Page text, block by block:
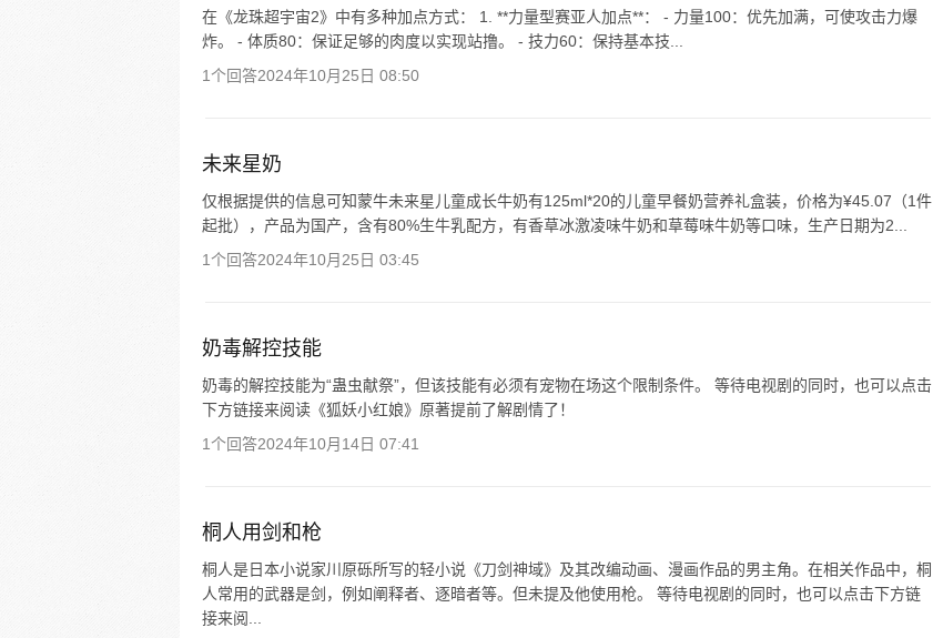
在《龙珠超宇宙2》中有多种加点方式： 1. **力量型赛亚人加点**： - 力量100：优先加满，可使攻击力爆
炸。 - 体质80：保证足够的肉度以实现站撸。 - 技力60：保持基本技...
1个回答2024年10月25日 08:50
未来星奶
仅根据提供的信息可知蒙牛未来星儿童成长牛奶有125ml*20的儿童早餐奶营养礼盒装，价格为¥45.07（1件
起批），产品为国产，含有80%生牛乳配方，有香草冰激凌味牛奶和草莓味牛奶等口味，生产日期为2...
1个回答2024年10月25日 03:45
奶毒解控技能
奶毒的解控技能为“蛊虫献祭”，但该技能有必须有宠物在场这个限制条件。 等待电视剧的同时，也可以点击
下方链接来阅读《狐妖小红娘》原著提前了解剧情了！
1个回答2024年10月14日 07:41
桐人用剑和枪
桐人是日本小说家川原砾所写的轻小说《刀剑神域》及其改编动画、漫画作品的男主角。在相关作品中，桐
人常用的武器是剑，例如阐释者、逐暗者等。但未提及他使用枪。 等待电视剧的同时，也可以点击下方链
接来阅...